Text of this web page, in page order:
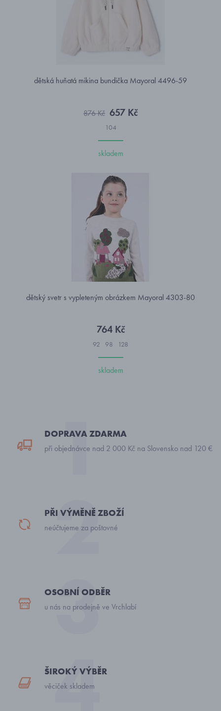
dětská huňatá mikina bundička Mayoral 4496-59
876 Kč 657 Kč
104
skladem
dětský svetr s vypleteným obrázkem Mayoral 4303-80
764 Kč
92 98 128
skladem
DOPRAVA ZDARMA
při objednávce nad 2 000 Kč na Slovensko nad 120 €
PŘI VÝMĚNĚ ZBOŽÍ
neúčtujeme za poštovné
OSOBNÍ ODBĚR
u nás na prodejně ve Vrchlabí
ŠIROKÝ VÝBĚR
věciček skladem